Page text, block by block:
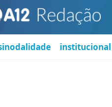
institucional